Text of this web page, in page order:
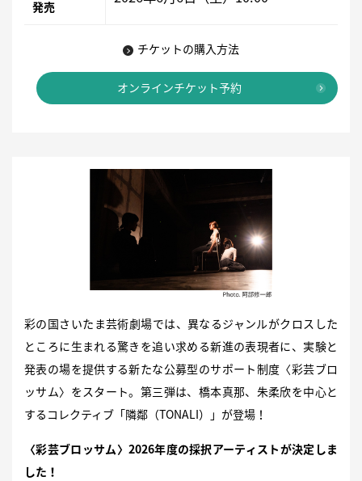
発売
チケットの購入方法
オンラインチケット予約
彩の国さいたま芸術劇場では、異なるジャンルがクロスした
ところに生まれる驚きを追い求める新進の表現者に、実験と
発表の場を提供する新たな公募型のサポート制度〈彩芸ブロ
ッサム〉をスタート。第三弾は、橋本真那、朱柔欣を中心と
するコレクティブ「隣鄰（TONALI）」が登場！
〈彩芸ブロッサム〉2026年度の採択アーティストが決定しま
した！